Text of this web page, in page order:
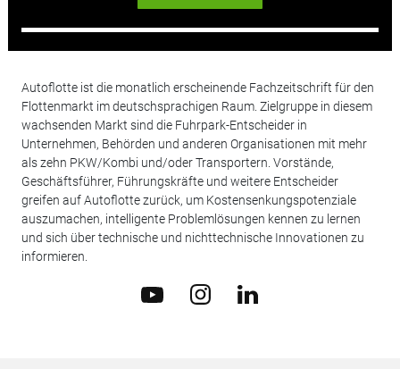
Autoflotte ist die monatlich erscheinende Fachzeitschrift für den
Flottenmarkt im deutschsprachigen Raum. Zielgruppe in diesem
wachsenden Markt sind die Fuhrpark-Entscheider in
Unternehmen, Behörden und anderen Organisationen mit mehr
als zehn PKW/Kombi und/oder Transportern. Vorstände,
Geschäftsführer, Führungskräfte und weitere Entscheider
greifen auf Autoflotte zurück, um Kostensenkungspotenziale
auszumachen, intelligente Problemlösungen kennen zu lernen
und sich über technische und nichttechnische Innovationen zu
informieren.